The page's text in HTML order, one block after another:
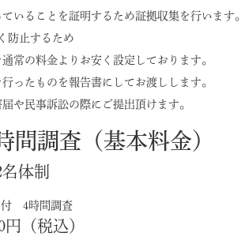
いることを証明するため証拠収集を行います。
防止するため
常の料金よりお安く設定しております。
ったものを報告書にしてお渡しします。
や民事訴訟の際にご提出頂けます。
間調査（基本料金）
体制
付 4時間調査
円（税込）